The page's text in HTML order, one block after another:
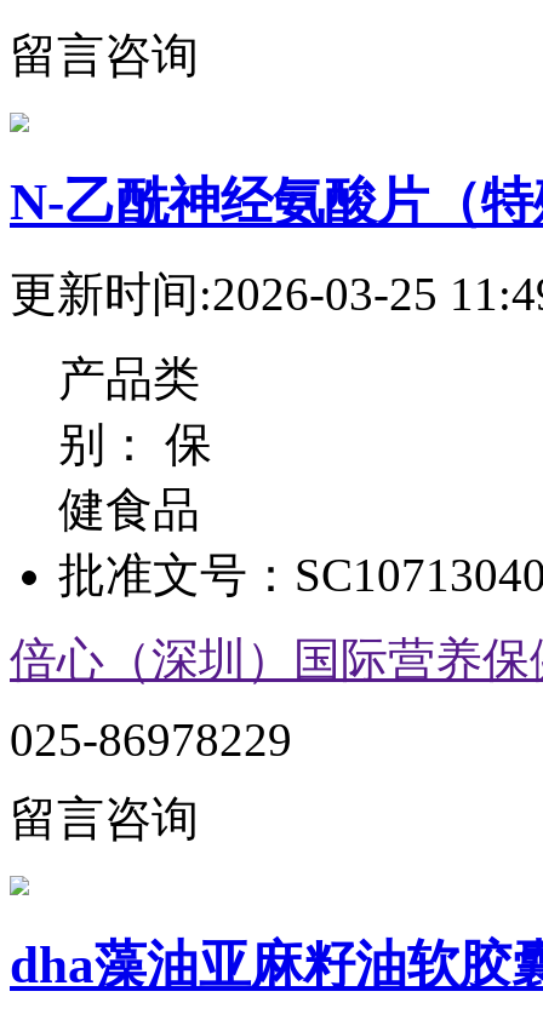
留言咨询
N-乙酰神经氨酸片（
更新时间:2026-03-25
产品类
别： 保
健食品
批准文号：
倍心（深圳）国际营养
025-86978229
留言咨询
dha藻油亚麻籽油软胶